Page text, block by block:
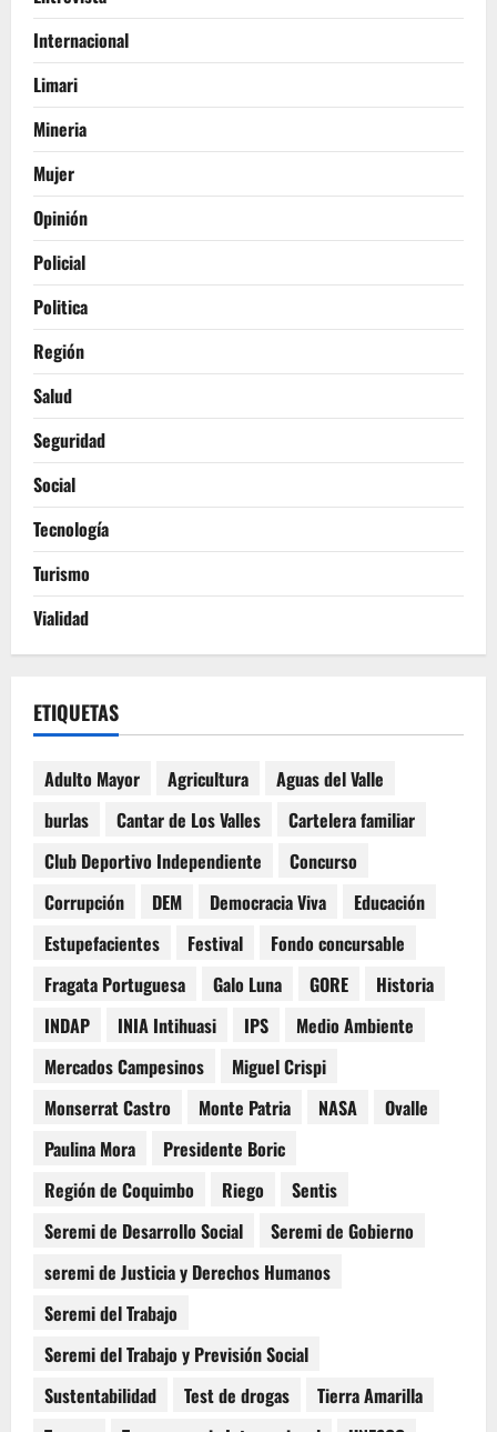
Internacional
Limari
Mineria
Mujer
Opinión
Policial
Politica
Región
Salud
Seguridad
Social
Tecnología
Turismo
Vialidad
ETIQUETAS
Adulto Mayor Agricultura
Aguas del Valle
burlas
Cantar de Los Valles
Cartelera familiar
Club Deportivo Independiente
Concurso
Corrupción
DEM Democracia Viva
Educación
Estupefacientes
Festival
Fondo concursable
Fragata Portuguesa
Galo Luna GORE
Historia
INDAP
INIA Intihuasi IPS
Medio Ambiente
Mercados Campesinos
Miguel Crispi
Monserrat Castro
Monte Patria NASA
Ovalle
Paulina Mora
Presidente Boric
Región de Coquimbo
Riego
Sentis
Seremi de Desarrollo Social
Seremi de Gobierno
seremi de Justicia y Derechos Humanos
Seremi del Trabajo
Seremi del Trabajo y Previsión Social
Sustentabilidad
Test de drogas
Tierra Amarilla